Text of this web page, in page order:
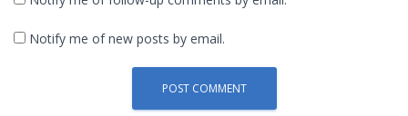
Notify me of new posts by email.